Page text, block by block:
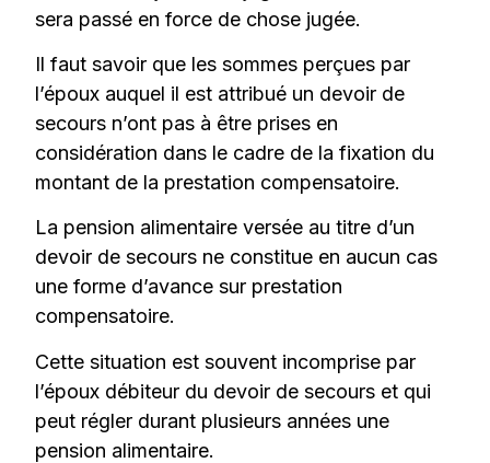
sera passé en force de chose jugée.
Il faut savoir que les sommes perçues par
l’époux auquel il est attribué un devoir de
secours n’ont pas à être prises en
considération dans le cadre de la fixation du
montant de la prestation compensatoire.
La pension alimentaire versée au titre d’un
devoir de secours ne constitue en aucun cas
une forme d’avance sur prestation
compensatoire.
Cette situation est souvent incomprise par
l’époux débiteur du devoir de secours et qui
peut régler durant plusieurs années une
pension alimentaire.